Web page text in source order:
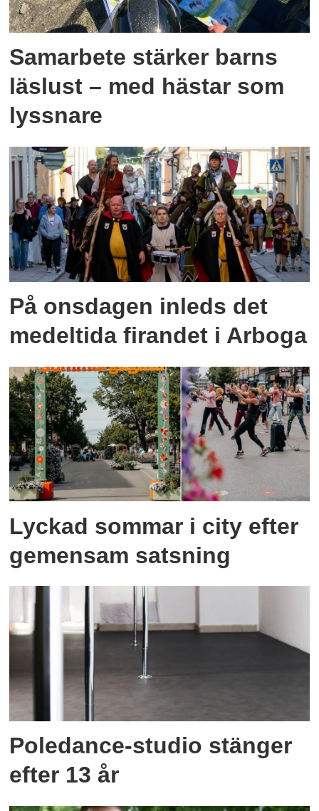
Samarbete stärker barns
läslust – med hästar som
lyssnare
På onsdagen inleds det
medeltida firandet i Arboga
Lyckad sommar i city efter
gemensam satsning
Poledance-studio stänger
efter 13 år